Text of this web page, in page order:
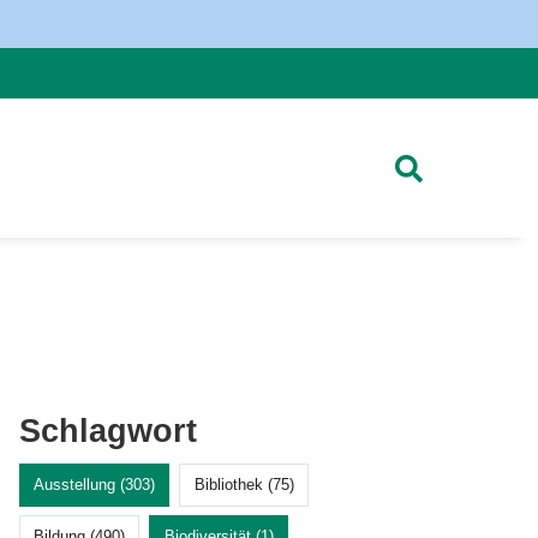
Schlagwort
Ausstellung (303) Bibliothek (75)